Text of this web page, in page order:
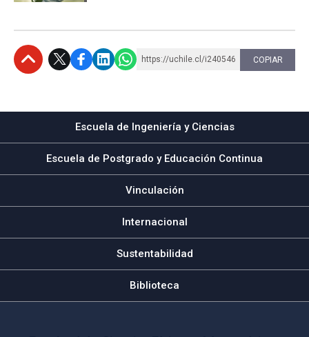
https://uchile.cl/i240546 COPIAR
Escuela de Ingeniería y Ciencias
Escuela de Postgrado y Educación Continua
Vinculación
Internacional
Sustentabilidad
Biblioteca